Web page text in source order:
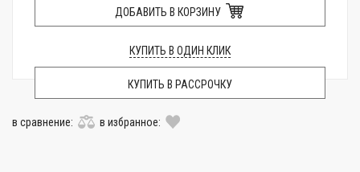
ДОБАВИТЬ В КОРЗИНУ
КУПИТЬ В ОДИН КЛИК
КУПИТЬ В РАССРОЧКУ
в сравнение: в избранное: